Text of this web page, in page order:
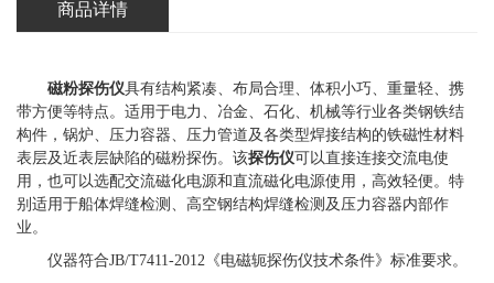
商品详情
磁粉探伤仪具有结构紧凑、布局合理、体积小巧、重量轻、携
带方便等特点。适用于电力、冶金、石化、机械等行业各类钢铁结
构件，锅炉、压力容器、压力管道及各类型焊接结构的铁磁性材料
表层及近表层缺陷的磁粉探伤。该探伤仪可以直接连接交流电使
用，也可以选配交流磁化电源和直流磁化电源使用，高效轻便。特
别适用于船体焊缝检测、高空钢结构焊缝检测及压力容器内部作
业。
仪器符合JB/T7411-2012 《电磁轭探伤仪技术条件》标准要求。